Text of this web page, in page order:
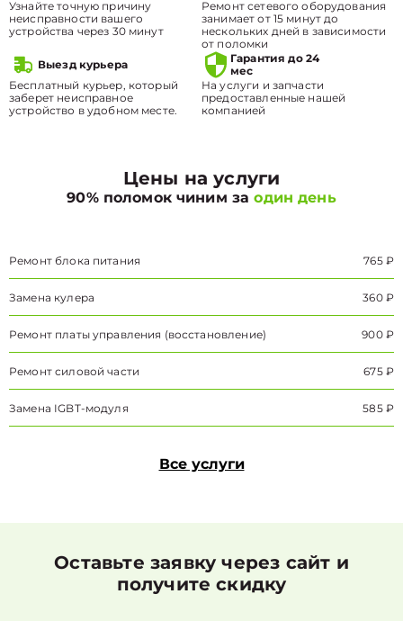
Узнайте точную причину
неисправности вашего
устройства через 30 минут
Ремонт сетевого оборудования
занимает от 15 минут до
нескольких дней в зависимости
от поломки
Выезд курьера
Бесплатный курьер, который
заберет неисправное
устройство в удобном месте.
Гарантия до 24
мес
На услуги и запчасти
предоставленные нашей
компанией
Цены на услуги
90% поломок чиним заодин день
Ремонт блока питания 765 ₽
Замена кулера 360 ₽
Ремонт платы управления (восстановление) 900 ₽
Ремонт силовой части 675 ₽
Замена IGBT-модуля 585 ₽
Все услуги
Оставьте заявку через сайт и
получите скидку